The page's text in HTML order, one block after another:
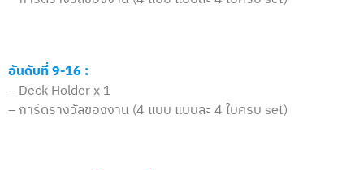
อันดับที่ 9-16 :
– Deck Holder x 1
– การ์ดรางวัลของงาน (4 แบบ แบบละ 4 ใบครบ set)